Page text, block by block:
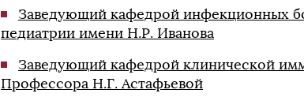
Заведующий кафедрой инфекционных
педиатрии имени Н.Р. Иванова
Заведующий кафедрой клинической
Профессора Н.Г. Астафьевой